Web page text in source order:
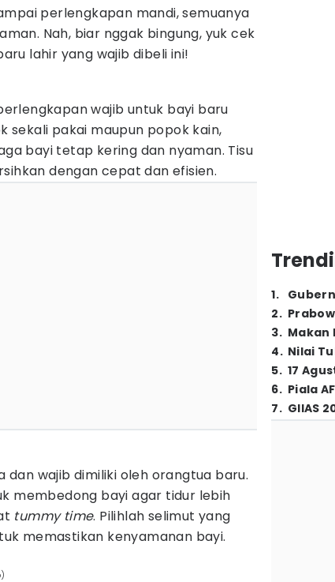
perlengkapan mandi, semuanya
Nah, biar nggak bingung, yuk cek
lahir yang wajib dibeli ini!
wajib untuk bayi baru
sekali pakai maupun popok kain,
bayi tetap kering dan nyaman. Tisu
dengan cepat dan efisien.
dan wajib dimiliki oleh orangtua baru.
membedong bayi agar tidur lebih
tummy time. Pilihlah selimut yang
memastikan kenyamanan bayi.
1.
2.
3. Makan
4. Nilai
5. 17
6. Piala
7. GIIAS